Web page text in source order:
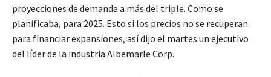
proyecciones de demanda a más del triple. Como se
planificaba, para 2025. Esto si los precios no se recuperan
para financiar expansiones, así dijo el martes un ejecutivo
del líder de la industria Albemarle Corp.